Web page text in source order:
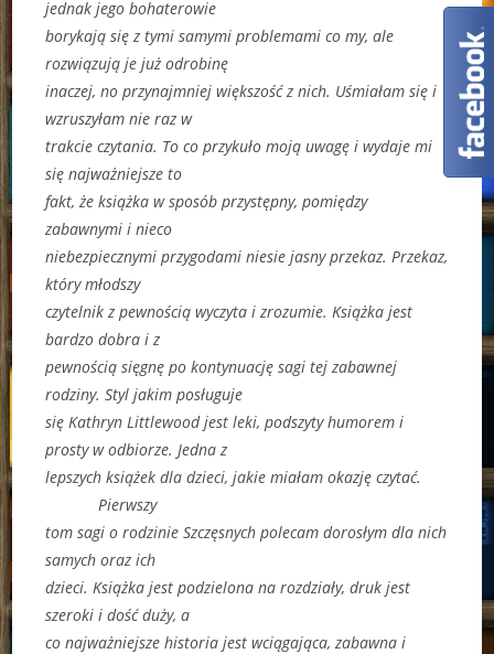
jednak jego bohaterowie
borykają się z tymi samymi problemami co my, ale
rozwiązują je już odrobinę
inaczej, no przynajmniej większość z nich. Uśmiałam się i
wzruszyłam nie raz w
trakcie czytania. To co przykuło moją uwagę i wydaje mi
się najważniejsze to
fakt, że książka w sposób przystępny, pomiędzy
zabawnymi i nieco
niebezpiecznymi przygodami niesie jasny przekaz. Przekaz,
który młodszy
czytelnik z pewnością wyczyta i zrozumie. Książka jest
bardzo dobra i z
pewnością sięgnę po kontynuację sagi tej zabawnej
rodziny. Styl jakim posługuje
się Kathryn Littlewood jest leki, podszyty humorem i
prosty w odbiorze. Jedna z
lepszych książek dla dzieci, jakie miałam okazję czytać.
Pierwszy
tom sagi o rodzinie Szczęsnych polecam dorosłym dla nich
samych oraz ich
dzieci. Książka jest podzielona na rozdziały, druk jest
szeroki i dość duży, a
co najważniejsze historia jest wciągająca, zabawna i